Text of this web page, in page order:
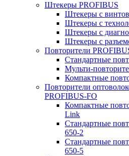
Штекеры PROFIBUS
Штекеры с
Штекеры с
Штекеры с
Штекеры с
Повторители
Стандартные
Мульти-
Компактные
Повторители
PROFIBUS-FO
Компактные
Link
Стандартные
650-2
Стандартные
650-5